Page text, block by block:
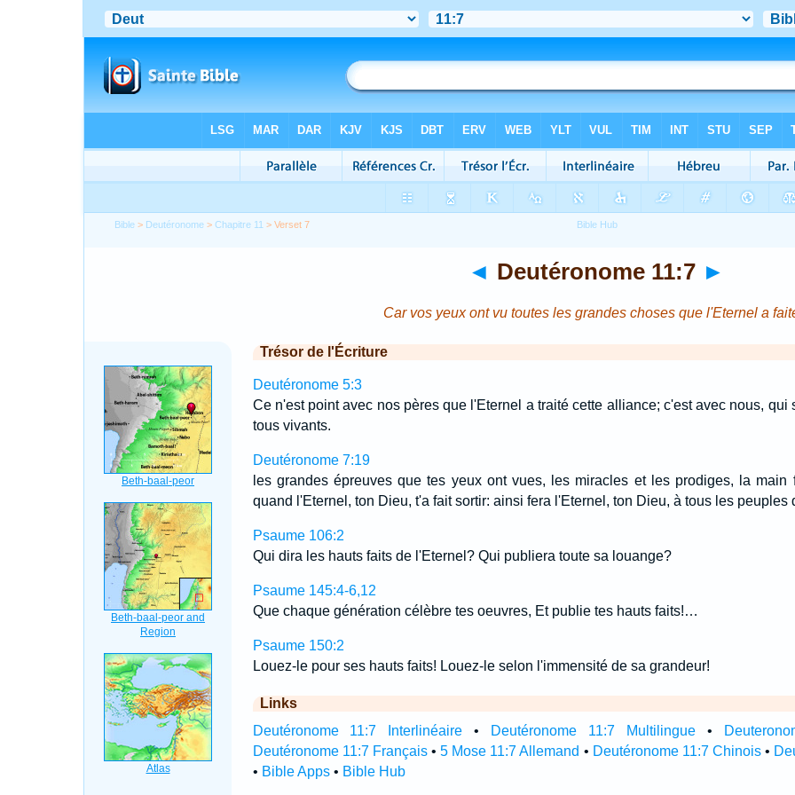
Bible > Deutéronome >Chapitre 11 > Verset 7
◄ Deutéronome 11:7 ►
Car vos yeux ont vu toutes les grandes choses que l'Eternel a
Trésor de l'Écriture
Deutéronome 5:3
Ce n'est point avec nos pères que l'Eternel a traité cette alliance; c'est avec nous, qui
tous vivants.
Deutéronome 7:19
les grandes épreuves que tes yeux ont vues, les miracles et les prodiges, la main
quand l'Eternel, ton Dieu, t'a fait sortir: ainsi fera l'Eternel, ton Dieu, à tous les peuples
Psaume 106:2
Qui dira les hauts faits de l'Eternel? Qui publiera toute sa louange?
Psaume 145:4-6,12
Que chaque génération célèbre tes oeuvres, Et publie tes hauts faits!…
Psaume 150:2
Louez-le pour ses hauts faits! Louez-le selon l'immensité de sa grandeur!
Links
Deutéronome 11:7 Interlinéaire • Deutéronome 11:7 Multilingue•
Deutéronome 11:7 Français•5 Mose 11:7 Allemand • Deutéronome 11:7 Chinois •
• Bible Apps• Bible Hub